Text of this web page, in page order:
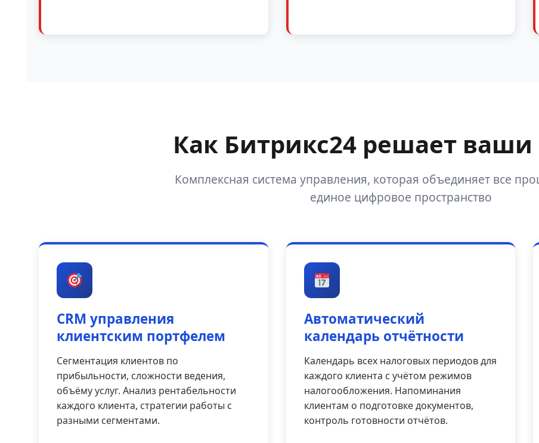
Как Битрикс24 решает ваши
Комплексная система управления, которая объединяет все
единое цифровое пространство
CRM управления
клиентским портфелем
Сегментация клиентов по
прибыльности, сложности ведения,
объёму услуг. Анализ рентабельности
каждого клиента, стратегии работы с
разными сегментами.
Автоматический
календарь отчётности
Календарь всех налоговых периодов для
каждого клиента с учётом режимов
налогообложения. Напоминания
клиентам о подготовке документов,
контроль готовности отчётов.